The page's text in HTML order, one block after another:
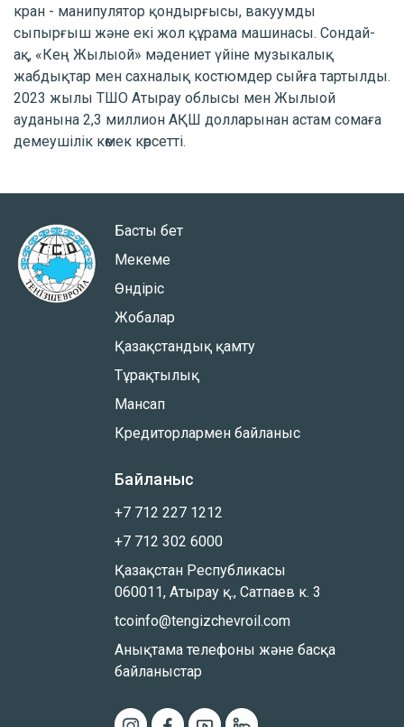
кран - манипулятор қондырғысы, вакуумды
сыпырғыш және екі жол құрама машинасы. Сондай-
ақ, «Кең Жылыой» мәдениет үйіне музыкалық
жабдықтар мен сахналық костюмдер сыйға тартылды.
2023 жылы ТШО Атырау облысы мен Жылыой
ауданына 2,3 миллион АҚШ долларынан астам сомаға
демеушілік көмек көрсетті.
Басты бет
Мекеме
Өндіріс
Жобалар
Қазақстандық қамту
Тұрақтылық
Мансап
Кредиторлармен байланыс
Байланыс
+7 712 227 1212
+7 712 302 6000
Қазақстан Республикасы
060011, Атырау қ., Сатпаев к. 3
tcoinfo@tengizchevroil.com
Анықтама телефоны және басқа
байланыстар